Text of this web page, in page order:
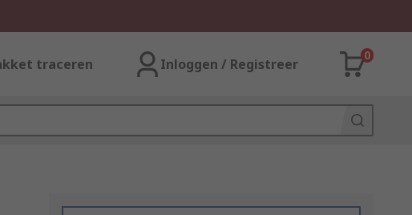
traceren Inloggen / Registreer
0